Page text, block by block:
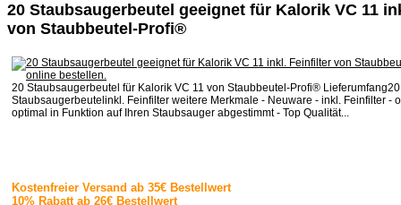
20 Staubsaugerbeutel geeignet für Kalorik VC 11
von Staubbeutel-Profi®
20 Staubsaugerbeutel für Kalorik VC 11 von Staubbeutel-Profi®
Staubsaugerbeutelinkl. Feinfilter weitere Merkmale - Neuware - inkl. Feinfilter -
optimal in Funktion auf Ihren Staubsauger abgestimmt - Top Qualität...
Kostenfreier Versand ab 35€ Bestellwert
10% Rabatt ab 26€ Bestellwert